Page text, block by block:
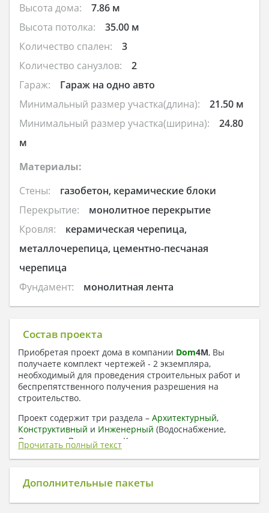
Высота дома:
7.86 м
Высота потолка:
35.00 м
Количество спален:
3
Количество санузлов:
2
Гараж:
Гараж на одно авто
Минимальный размер участка(длина):
21.50 м
Минимальный размер участка(ширина):
24.80
м
Материалы:
Стены:
газобетон, керамические блоки
Перекрытие:
монолитное перекрытие
Кровля:
керамическая черепица,
металлочерепица, цементно-песчаная
черепица
Фундамент:
монолитная лента
Состав проекта
Приобретая проект дома в компании Dom4M, Вы
получаете комплект чертежей - 2 экземпляра,
необходимый для проведения строительных работ и
беспрепятственного получения разрешения на
строительство.
Проект содержит три раздела – Архитектурный,
Конструктивный и Инженерный (Водоснабжение,
Отопление, Вентиляция, Канализация,
Электроснабжение) + Пояснительная записка
План координационных осей
Прочитать полный текст
Дополнительные пакеты